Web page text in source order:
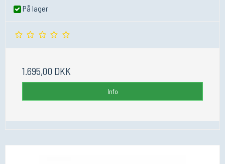
På lager
1.695,00 DKK
Info